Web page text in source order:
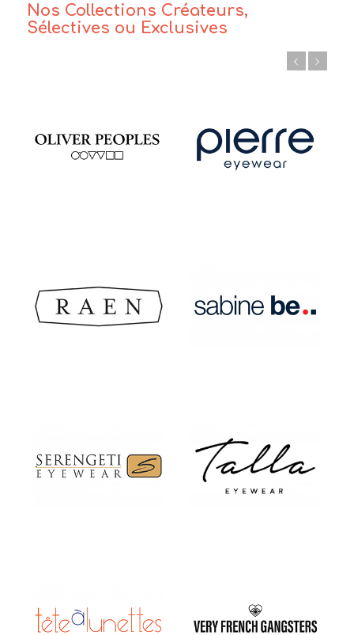
Nos Collections Créateurs,
Sélectives ou Exclusives